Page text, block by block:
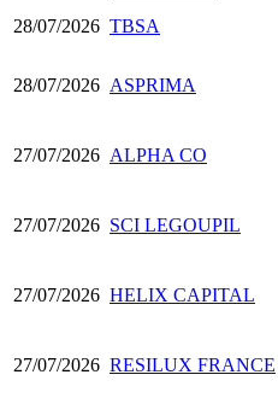
28/07/2026 TBSA
28/07/2026 ASPRIMA
27/07/2026 ALPHA CO
27/07/2026 SCI LEGOUPIL
27/07/2026 HELIX CAPITAL
27/07/2026 RESILUX FRANCE